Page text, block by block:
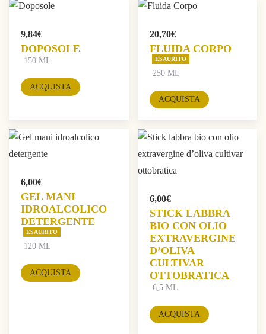
9,84€
DOPOSOLE
150 ML
ACQUISTA
20,70€
FLUIDA CORPO
ESAURITO
250 ML
ACQUISTA
6,00€
GEL MANI
IDROALCOLICO
DETERGENTE
ESAURITO
120 ML
ACQUISTA
6,00€
STICK LABBRA
BIO CON OLIO
EXTRAVERGINE
D’OLIVA
CULTIVAR
OTTOBRATICA
6,5 ML
ACQUISTA